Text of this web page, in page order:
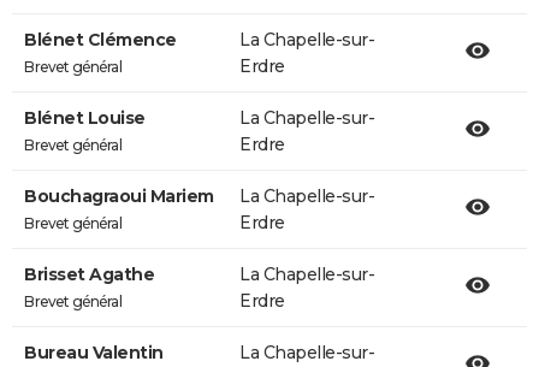
Blénet Clémence
Brevet général
La Chapelle-sur-
Erdre
Blénet Louise
Brevet général
La Chapelle-sur-
Erdre
Bouchagraoui Mariem
Brevet général
La Chapelle-sur-
Erdre
Brisset Agathe
Brevet général
La Chapelle-sur-
Erdre
Bureau Valentin
La Chapelle-sur-